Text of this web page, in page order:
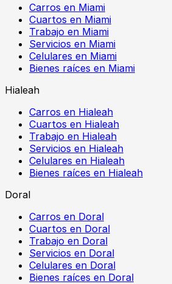
Carros en Miami
Cuartos en Miami
Trabajo en Miami
Servicios en Miami
Celulares en Miami
Bienes raíces en Miami
Hialeah
Carros en Hialeah
Cuartos en Hialeah
Trabajo en Hialeah
Servicios en Hialeah
Celulares en Hialeah
Bienes raíces en Hialeah
Doral
Carros en Doral
Cuartos en Doral
Trabajo en Doral
Servicios en Doral
Celulares en Doral
Bienes raíces en Doral